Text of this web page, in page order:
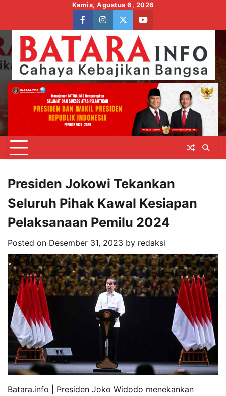
content
Kamis, Agustus 6, 2026
facebookinstagram
twitteryoutube
Presiden Jokowi Tekankan
Seluruh Pihak Kawal Kesiapan
Pelaksanaan Pemilu 2024
Posted on Desember 31, 2023 by redaksi
Batara.info | Presiden Joko Widodo menekankan